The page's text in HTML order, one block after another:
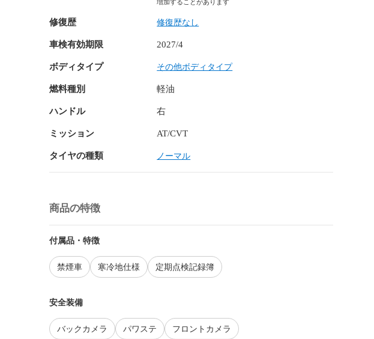
増加することがあります
修復歴 修復歴なし
車検有効期限 2027/4
ボディタイプ その他ボディタイプ
燃料種別 軽油
ハンドル 右
ミッション AT/CVT
タイヤの種類 ノーマル
商品の特徴
付属品・特徴
禁煙車 寒冷地仕様 定期点検記録簿
安全装備
バックカメラ パワステ フロントカメラ